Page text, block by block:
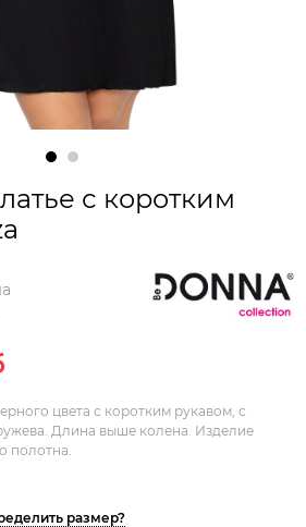
с коротким
цвета с коротким рукавом, с
Длина выше колена. Изделие
полотна.
размер?